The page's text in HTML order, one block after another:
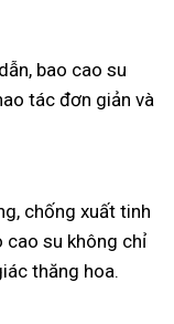
bao cao su
tác đơn giản và
chống xuất tinh
cao su không chỉ
thăng hoa.